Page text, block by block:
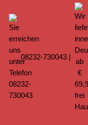
08232-730043|